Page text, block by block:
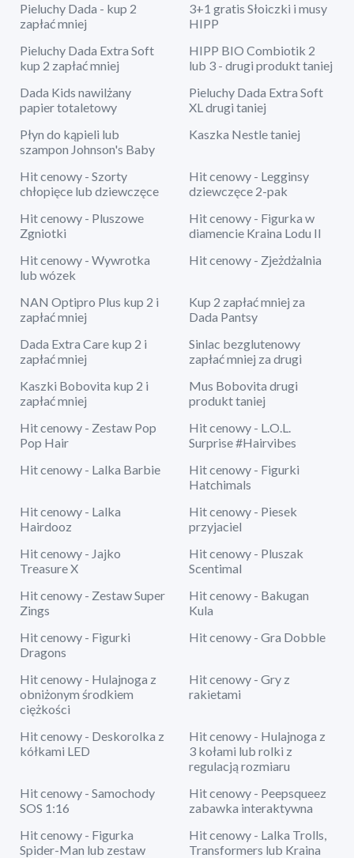
Pieluchy Dada - kup 2
zapłać mniej
3+1 gratis Słoiczki i musy
HIPP
Pieluchy Dada Extra Soft
kup 2 zapłać mniej
HIPP BIO Combiotik 2
lub 3 - drugi produkt taniej
Dada Kids nawilżany
papier totaletowy
Pieluchy Dada Extra Soft
XL drugi taniej
Płyn do kąpieli lub
szampon Johnson's Baby
Kaszka Nestle taniej
Hit cenowy - Szorty
chłopięce lub dziewczęce
Hit cenowy - Legginsy
dziewczęce 2-pak
Hit cenowy - Pluszowe
Zgniotki
Hit cenowy - Figurka w
diamencie Kraina Lodu II
Hit cenowy - Wywrotka
lub wózek
Hit cenowy - Zjeżdżalnia
NAN Optipro Plus kup 2 i
zapłać mniej
Kup 2 zapłać mniej za
Dada Pantsy
Dada Extra Care kup 2 i
zapłać mniej
Sinlac bezglutenowy
zapłać mniej za drugi
Kaszki Bobovita kup 2 i
zapłać mniej
Mus Bobovita drugi
produkt taniej
Hit cenowy - Zestaw Pop
Pop Hair
Hit cenowy - L.O.L.
Surprise #Hairvibes
Hit cenowy - Lalka Barbie
Hit cenowy - Figurki
Hatchimals
Hit cenowy - Lalka
Hairdooz
Hit cenowy - Piesek
przyjaciel
Hit cenowy - Jajko
Treasure X
Hit cenowy - Pluszak
Scentimal
Hit cenowy - Zestaw Super
Zings
Hit cenowy - Bakugan
Kula
Hit cenowy - Figurki
Dragons
Hit cenowy - Gra Dobble
Hit cenowy - Hulajnoga z
obniżonym środkiem
ciężkości
Hit cenowy - Gry z
rakietami
Hit cenowy - Deskorolka z
kółkami LED
Hit cenowy - Hulajnoga z
3 kołami lub rolki z
regulacją rozmiaru
Hit cenowy - Samochody
SOS 1:16
Hit cenowy - Peepsqueez
zabawka interaktywna
Hit cenowy - Figurka
Spider-Man lub zestaw
Hit cenowy - Lalka Trolls,
Transformers lub Kraina